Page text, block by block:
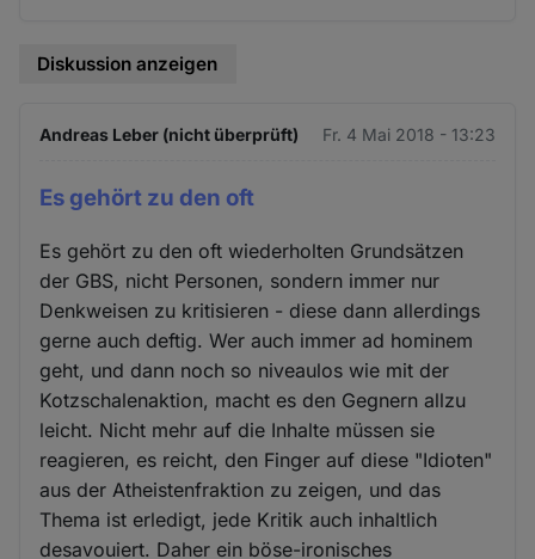
Diskussion anzeigen
Andreas Leber (nicht überprüft) Fr. 4 Mai 2018 - 13:23
Es gehört zu den oft
Es gehört zu den oft wiederholten Grundsätzen
der GBS, nicht Personen, sondern immer nur
Denkweisen zu kritisieren - diese dann allerdings
gerne auch deftig. Wer auch immer ad hominem
geht, und dann noch so niveaulos wie mit der
Kotzschalenaktion, macht es den Gegnern allzu
leicht. Nicht mehr auf die Inhalte müssen sie
reagieren, es reicht, den Finger auf diese "Idioten"
aus der Atheistenfraktion zu zeigen, und das
Thema ist erledigt, jede Kritik auch inhaltlich
desavouiert. Daher ein böse-ironisches